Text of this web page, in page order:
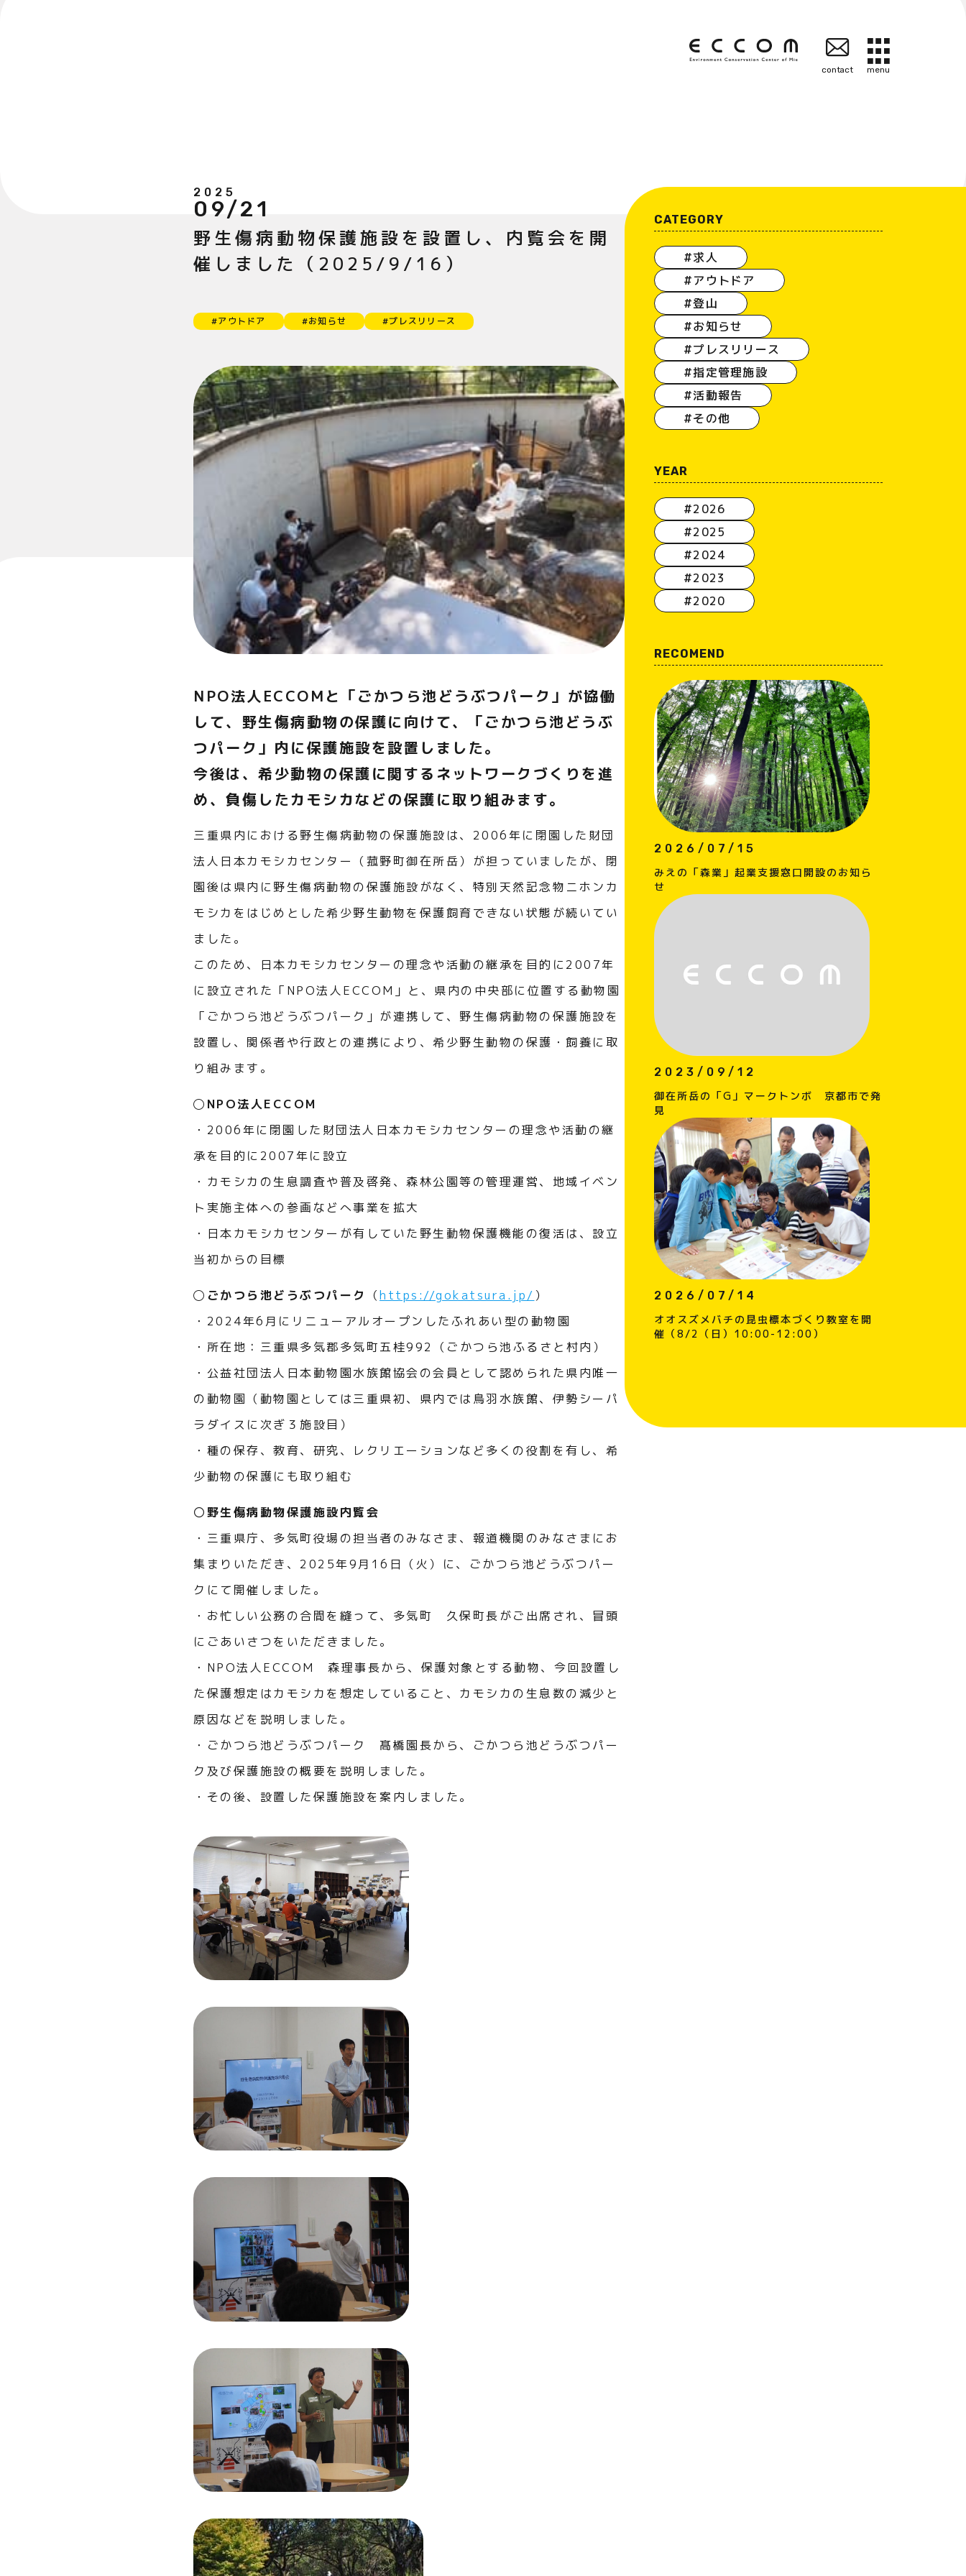
contact menu
2025
09/21
野生傷病動物保護施設を設置し、内覧会を開
催しました（2025/9/16）
#アウトドア #お知らせ #プレスリリース
NPO法人ECCOMと「ごかつら池どうぶつパーク」が協働
して、野生傷病動物の保護に向けて、「ごかつら池どうぶ
つパーク」内に保護施設を設置しました。
今後は、希少動物の保護に関するネットワークづくりを進
め、負傷したカモシカなどの保護に取り組みます。
三重県内における野生傷病動物の保護施設は、2006年に閉園した財団
法人日本カモシカセンター（菰野町御在所岳）が担っていましたが、閉
園後は県内に野生傷病動物の保護施設がなく、特別天然記念物ニホンカ
モシカをはじめとした希少野生動物を保護飼育できない状態が続いてい
ました。
このため、日本カモシカセンターの理念や活動の継承を目的に2007年
に設立された「NPO法人ECCOM」と、県内の中央部に位置する動物園
「ごかつら池どうぶつパーク」が連携して、野生傷病動物の保護施設を
設置し、関係者や行政との連携により、希少野生動物の保護・飼養に取
り組みます。
◯NPO法人ECCOM
・2006年に閉園した財団法人日本カモシカセンターの理念や活動の継
承を目的に2007年に設立
・カモシカの生息調査や普及啓発、森林公園等の管理運営、地域イベン
ト実施主体への参画などへ事業を拡大
・日本カモシカセンターが有していた野生動物保護機能の復活は、設立
当初からの目標
◯ごかつら池どうぶつパーク （https://gokatsura.jp/）
・2024年6月にリニューアルオープンしたふれあい型の動物園
・所在地：三重県多気郡多気町五桂992（ごかつら池ふるさと村内）
・公益社団法人日本動物園水族館協会の会員として認められた県内唯一
の動物園（動物園としては三重県初、県内では鳥羽水族館、伊勢シーパ
ラダイスに次ぎ３施設目）
・種の保存、教育、研究、レクリエーションなど多くの役割を有し、希
少動物の保護にも取り組む
〇野生傷病動物保護施設内覧会
・三重県庁、多気町役場の担当者のみなさま、報道機関のみなさまにお
集まりいただき、2025年9月16日（火）に、ごかつら池どうぶつパー
クにて開催しました。
・お忙しい公務の合間を縫って、多気町 久保町長がご出席され、冒頭
にごあいさつをいただきました。
・NPO法人ECCOM 森理事長から、保護対象とする動物、今回設置し
た保護想定はカモシカを想定していること、カモシカの生息数の減少と
原因などを説明しました。
・ごかつら池どうぶつパーク 髙橋園長から、ごかつら池どうぶつパー
ク及び保護施設の概要を説明しました。
・その後、設置した保護施設を案内しました。
CATEGORY
#求人
#アウトドア
#登山
#お知らせ
#プレスリリース
#指定管理施設
#活動報告
#その他
YEAR
#2026
#2025
#2024
#2023
#2020
RECOMEND
2026/07/15
みえの「森業」起業支援窓口開設のお知ら
せ
2023/09/12
御在所岳の「G」マークトンボ 京都市で発
見
2026/07/14
オオスズメバチの昆虫標本づくり教室を開
催（8/2（日）10:00-12:00）